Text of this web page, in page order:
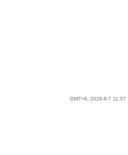
GMT+8, 2026-8-7 11:57